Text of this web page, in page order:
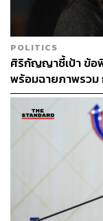
ภัยเศรษฐกิจ
ภัยความมั่นค
ภัยธรรมชาติ
และ​ 4. ภัยสังคม
โดยยอมรับว่า ถ้า
แก้ไขปัญหาทั้ง 4
เพราะหากไม่ผ่าน
ประชาชน​ และทำ
จัดสรรงบประมา
ปัญหาที่แท้จริง​
POLITICS
ศิริกัญญาชี้เป้า ข้อ
พร้อมฉายภาพรวม
สัปดาห์